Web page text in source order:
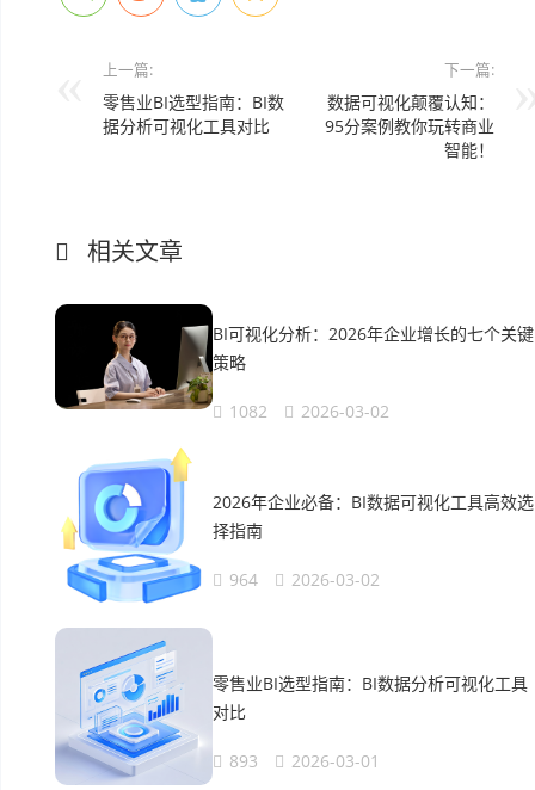
上一篇:
零售业BI选型指南：BI数
据分析可视化工具对比
下一篇:
数据可视化颠覆认知：
95分案例教你玩转商业
智能！
相关文章
BI可视化分析：2026年企业增长的七个关键
策略
1082 2026-03-02
2026年企业必备：BI数据可视化工具高效选
择指南
964 2026-03-02
零售业BI选型指南：BI数据分析可视化工具
对比
893 2026-03-01